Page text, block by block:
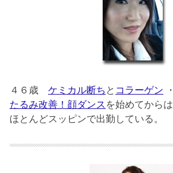
４６歳 ケミカル断ち と コラーゲン ・
たるみ改善！顔ダンス を始めてからは
ほとんどスッピンで出勤している。